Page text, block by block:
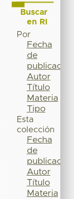
Buscar
en RI
Por
Fecha
de
publicación
Autor
Título
Materia
Tipo
Esta
colección
Fecha
de
publicación
Autor
Título
Materia